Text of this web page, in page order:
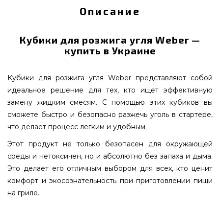
Описание
Кубики для розжига угля Weber —
купить в Украине
Кубики для розжига угля Weber представляют собой
идеальное решение для тех, кто ищет эффективную
замену жидким смесям. С помощью этих кубиков вы
сможете быстро и безопасно разжечь уголь в стартере,
что делает процесс легким и удобным.
Этот продукт не только безопасен для окружающей
среды и нетоксичен, но и абсолютно без запаха и дыма.
Это делает его отличным выбором для всех, кто ценит
комфорт и экосознательность при приготовлении пищи
на гриле.